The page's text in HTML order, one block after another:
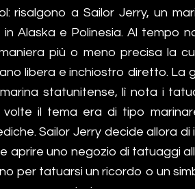
risalgono a Sailor Jerry, un
Alaska e Polinesia. Al tempo
più o meno precisa la
libera e inchiostro diretto. La
statunitense, lì nota i
volte il tema era di tipo
Sailor Jerry decide allora
aprire uno negozio di tatuaggi
per tatuarsi un ricordo o un